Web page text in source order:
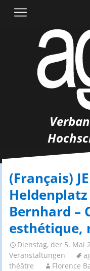
(Français)
Bernhard –
esthétique,
Dienstag, der 5. Mai
Veranstaltungen
théâtre
Florence